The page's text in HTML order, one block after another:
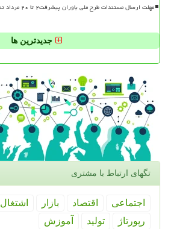
مهلت ارسال مستندات طرح ملی یاوران پیشرفت۲ تا ۲۰ مرداد تمدید گردید
جدیدترین ها
تگهای ارتباط با مشتری
اجتماعی اقتصاد بازار اشتغال
رپورتاژ
تولید آموزش